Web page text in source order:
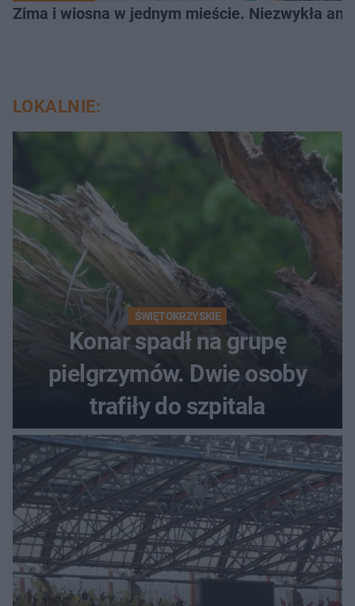
Zima i wiosna w jednym mieście. Niezwykła
LOKALNIE:
ŚWIĘTOKRZYSKIE
Konar spadł na grupę
pielgrzymów. Dwie osoby
trafiły do szpitala